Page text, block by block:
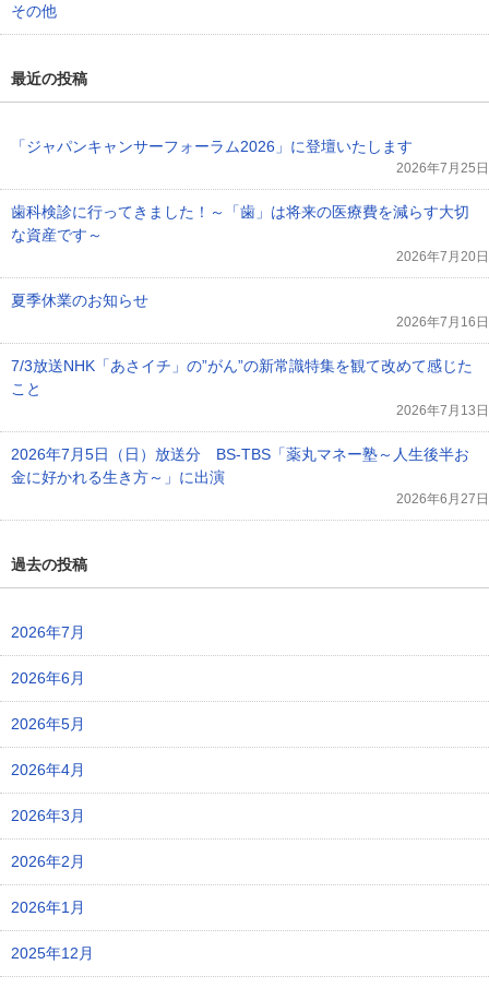
その他
最近の投稿
「ジャパンキャンサーフォーラム2026」に登壇いたします
2026年7月25日
歯科検診に行ってきました！～「歯」は将来の医療費を減らす大切
な資産です～
2026年7月20日
夏季休業のお知らせ
2026年7月16日
7/3放送NHK「あさイチ」の”がん”の新常識特集を観て改めて感じた
こと
2026年7月13日
2026年7月5日（日）放送分 BS-TBS「薬丸マネー塾～人生後半お
金に好かれる生き方～」に出演
2026年6月27日
過去の投稿
2026年7月
2026年6月
2026年5月
2026年4月
2026年3月
2026年2月
2026年1月
2025年12月